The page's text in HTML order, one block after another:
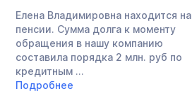
Елена Владимировна находится на
пенсии. Сумма долга к моменту
обращения в нашу компанию
составила порядка 2 млн. руб по
кредитным ...
Подробнее